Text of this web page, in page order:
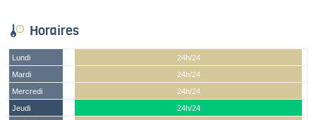
Horaires
Lundi
24h/24
Mardi
24h/24
Mercredi
24h/24
Jeudi
24h/24